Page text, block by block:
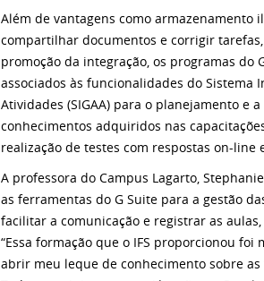
Além de vantagens como armazenamento
compartilhar documentos e corrigir
promoção da integração, os programas do
associados às funcionalidades do Sistema
Atividades (SIGAA) para o planejamento e
conhecimentos adquiridos nas
realização de testes com respostas on-line
A professora do Campus Lagarto,
as ferramentas do G Suite para a gestão
facilitar a comunicação e registrar as aulas,
“Essa formação que o IFS proporcionou foi
abrir meu leque de conhecimento sobre